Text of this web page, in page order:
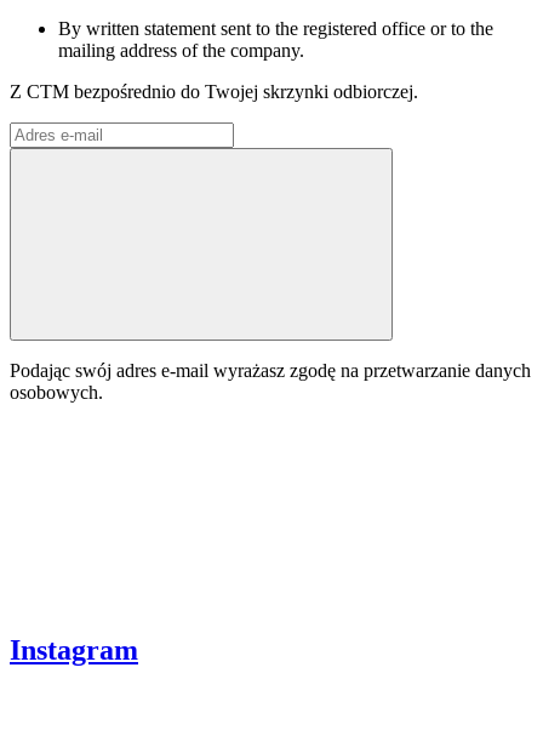
By written statement sent to the registered office or to the
mailing address of the company.
Z CTM bezpośrednio do Twojej skrzynki odbiorczej.
Podając swój adres e-mail wyrażasz zgodę na przetwarzanie danych
osobowych.
Instagram